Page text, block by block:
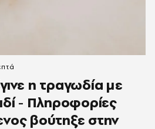
η τραγωδία με
- Πληροφορίες
βούτηξε στην